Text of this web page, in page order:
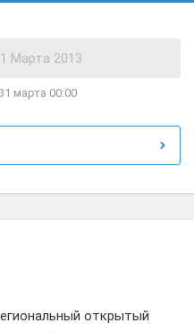
марта 00:00
открытый